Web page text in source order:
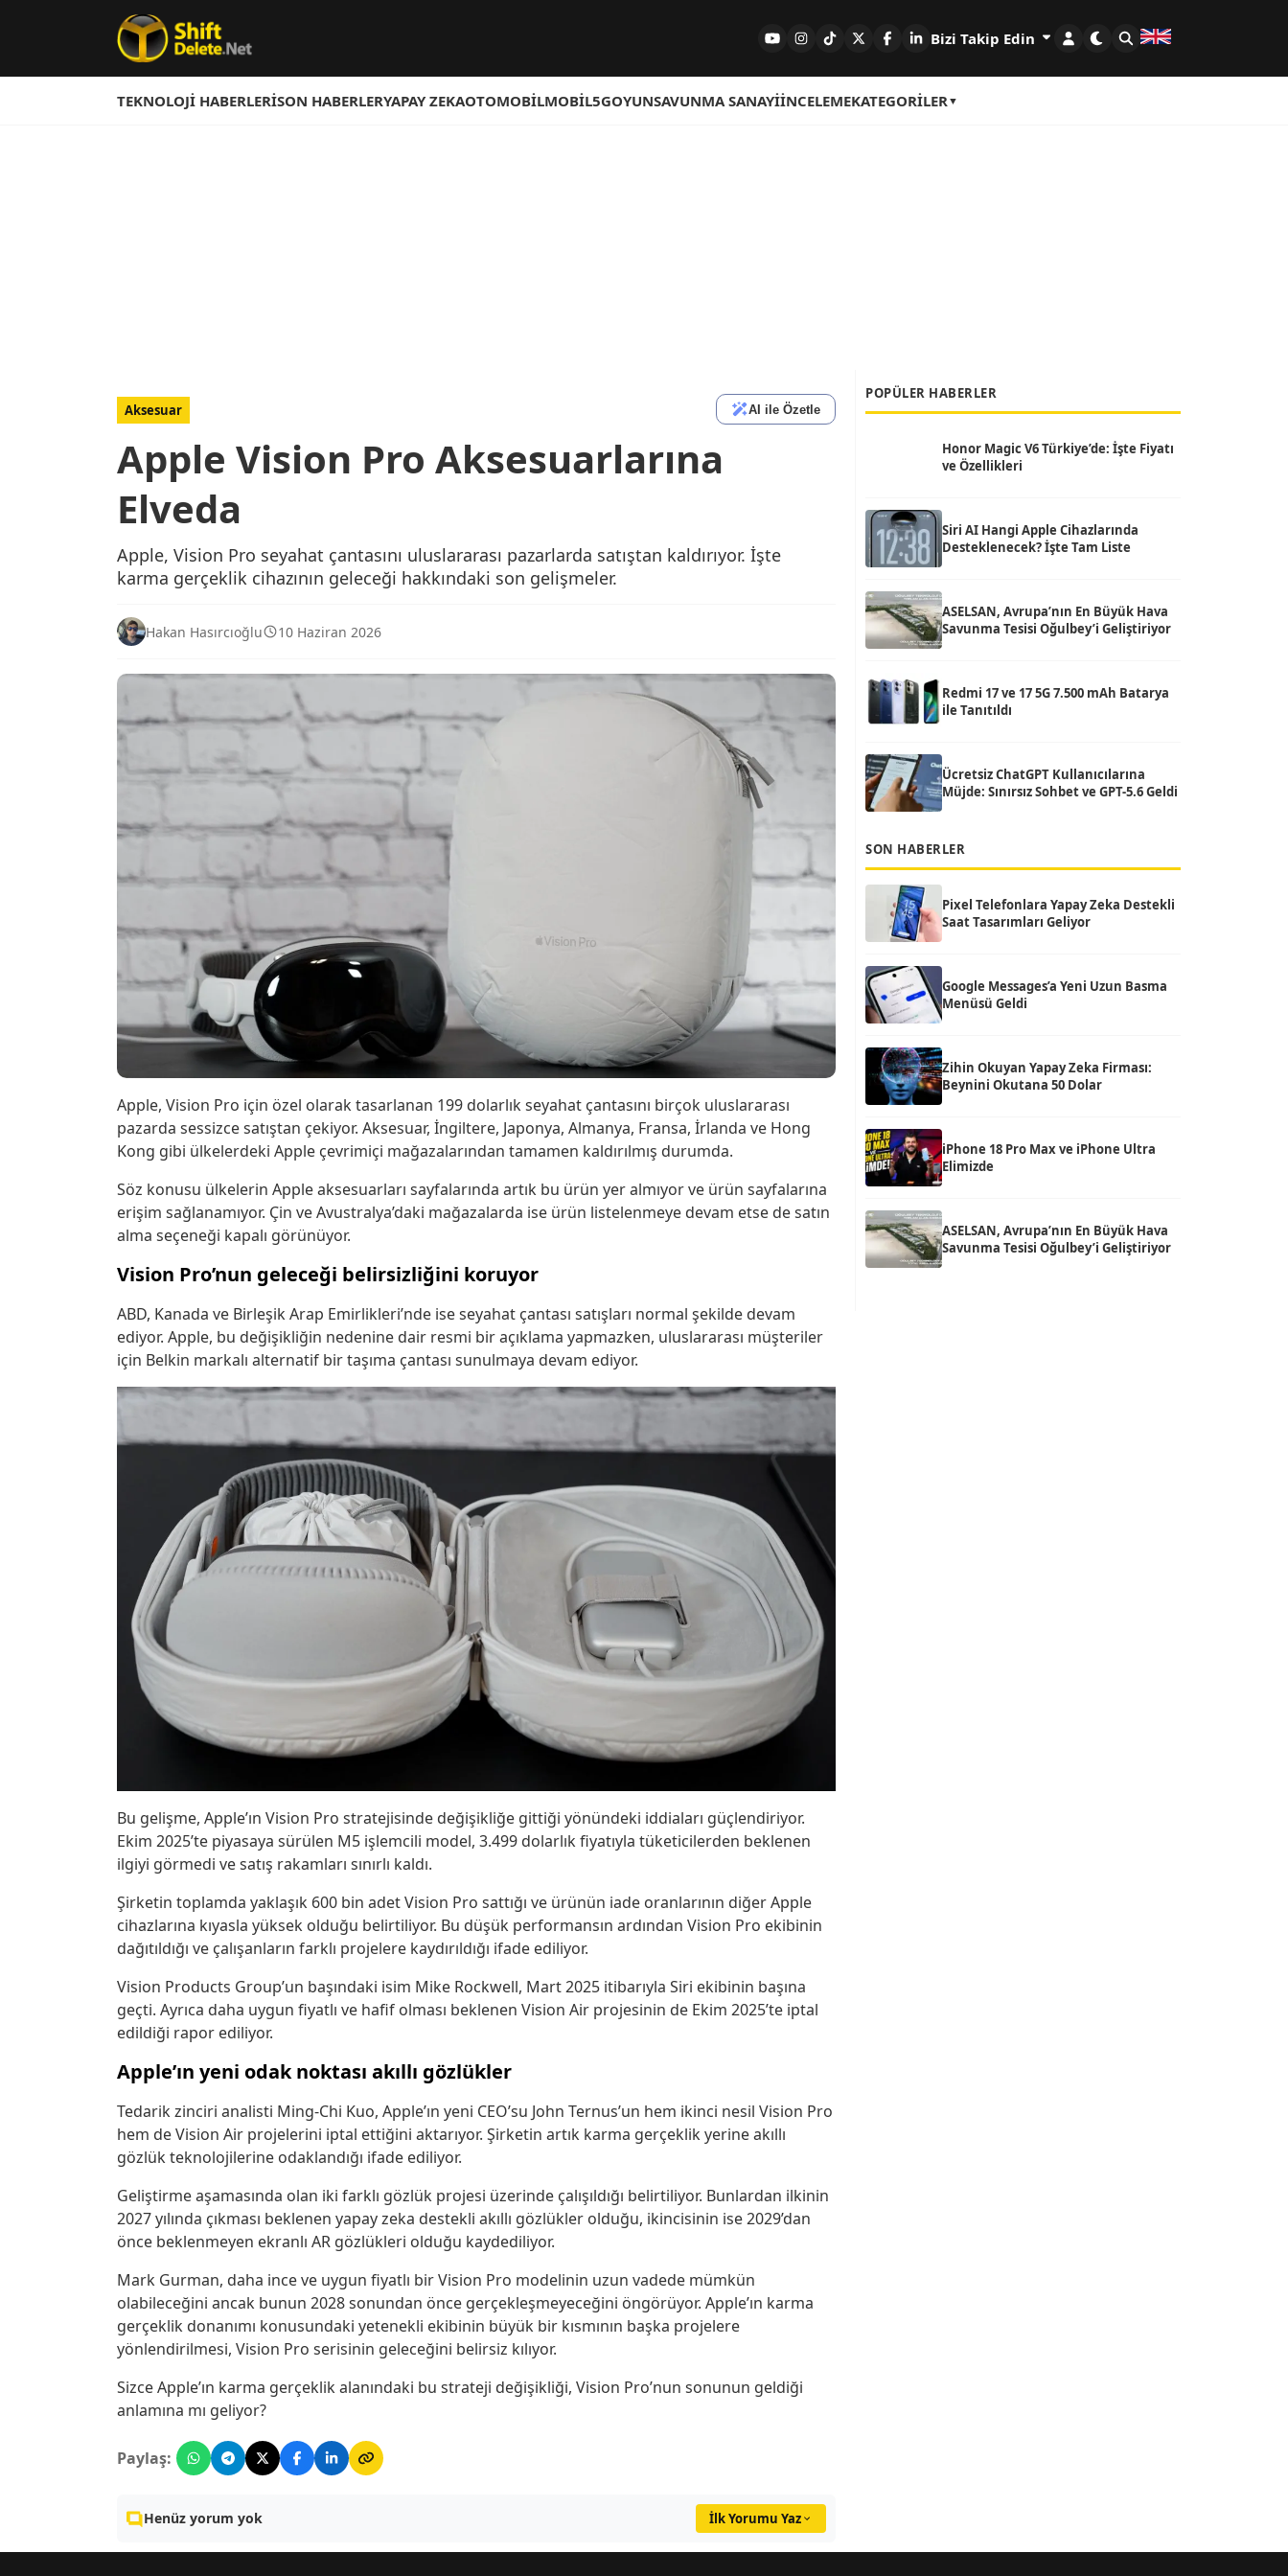
Bizi Takip Edin
TEKNOLOJI HABERLERISON HABERLERYAPAY ZEKAOTOMOBILMOBIL5GOYUNSAVUNMA SANAYIİNCELEMEKATEGORILER
Aksesuar AI ile Özetle
Apple Vision Pro Aksesuarlarına
Elveda
Apple, Vision Pro seyahat çantasını uluslararası pazarlarda satıştan kaldırıyor. İşte
karma gerçeklik cihazının geleceği hakkındaki son gelişmeler.
Hakan Hasırcıoğlu 10 Haziran 2026
Apple, Vision Pro için özel olarak tasarlanan 199 dolarlık seyahat çantasını birçok uluslararası
pazarda sessizce satıştan çekiyor. Aksesuar, İngiltere, Japonya, Almanya, Fransa, İrlanda ve Hong
Kong gibi ülkelerdeki Apple çevrimiçi mağazalarından tamamen kaldırılmış durumda.
Söz konusu ülkelerin Apple aksesuarları sayfalarında artık bu ürün yer almıyor ve ürün sayfalarına
erişim sağlanamıyor. Çin ve Avustralya’daki mağazalarda ise ürün listelenmeye devam etse de satın
alma seçeneği kapalı görünüyor.
Vision Pro’nun geleceği belirsizliğini koruyor
ABD, Kanada ve Birleşik Arap Emirlikleri’nde ise seyahat çantası satışları normal şekilde devam
ediyor. Apple, bu değişikliğin nedenine dair resmi bir açıklama yapmazken, uluslararası müşteriler
için Belkin markalı alternatif bir taşıma çantası sunulmaya devam ediyor.
Bu gelişme, Apple’ın Vision Pro stratejisinde değişikliğe gittiği yönündeki iddiaları güçlendiriyor.
Ekim 2025’te piyasaya sürülen M5 işlemcili model, 3.499 dolarlık fiyatıyla tüketicilerden beklenen
ilgiyi görmedi ve satış rakamları sınırlı kaldı.
Şirketin toplamda yaklaşık 600 bin adet Vision Pro sattığı ve ürünün iade oranlarının diğer Apple
cihazlarına kıyasla yüksek olduğu belirtiliyor. Bu düşük performansın ardından Vision Pro ekibinin
dağıtıldığı ve çalışanların farklı projelere kaydırıldığı ifade ediliyor.
Vision Products Group’un başındaki isim Mike Rockwell, Mart 2025 itibarıyla Siri ekibinin başına
geçti. Ayrıca daha uygun fiyatlı ve hafif olması beklenen Vision Air projesinin de Ekim 2025’te iptal
edildiği rapor ediliyor.
Apple’ın yeni odak noktası akıllı gözlükler
Tedarik zinciri analisti Ming-Chi Kuo, Apple’ın yeni CEO’su John Ternus’un hem ikinci nesil Vision Pro
hem de Vision Air projelerini iptal ettiğini aktarıyor. Şirketin artık karma gerçeklik yerine akıllı
gözlük teknolojilerine odaklandığı ifade ediliyor.
Geliştirme aşamasında olan iki farklı gözlük projesi üzerinde çalışıldığı belirtiliyor. Bunlardan ilkinin
2027 yılında çıkması beklenen yapay zeka destekli akıllı gözlükler olduğu, ikincisinin ise 2029’dan
önce beklenmeyen ekranlı AR gözlükleri olduğu kaydediliyor.
Mark Gurman, daha ince ve uygun fiyatlı bir Vision Pro modelinin uzun vadede mümkün
olabileceğini ancak bunun 2028 sonundan önce gerçekleşmeyeceğini öngörüyor. Apple’ın karma
gerçeklik donanımı konusundaki yetenekli ekibinin büyük bir kısmının başka projelere
yönlendirilmesi, Vision Pro serisinin geleceğini belirsiz kılıyor.
Sizce Apple’ın karma gerçeklik alanındaki bu strateji değişikliği, Vision Pro’nun sonunun geldiği
anlamına mı geliyor?
Paylaş:
Henüz yorum yok İlk Yorumu Yaz
POPÜLER HABERLER
Honor Magic V6 Türkiye’de: İşte Fiyatı
ve Özellikleri
Siri AI Hangi Apple Cihazlarında
Desteklenecek? İşte Tam Liste
ASELSAN, Avrupa’nın En Büyük Hava
Savunma Tesisi Oğulbey’i Geliştiriyor
Redmi 17 ve 17 5G 7.500 mAh Batarya
ile Tanıtıldı
Ücretsiz ChatGPT Kullanıcılarına
Müjde: Sınırsız Sohbet ve GPT-5.6 Geldi
SON HABERLER
Pixel Telefonlara Yapay Zeka Destekli
Saat Tasarımları Geliyor
Google Messages’a Yeni Uzun Basma
Menüsü Geldi
Zihin Okuyan Yapay Zeka Firması:
Beynini Okutana 50 Dolar
iPhone 18 Pro Max ve iPhone Ultra
Elimizde
ASELSAN, Avrupa’nın En Büyük Hava
Savunma Tesisi Oğulbey’i Geliştiriyor